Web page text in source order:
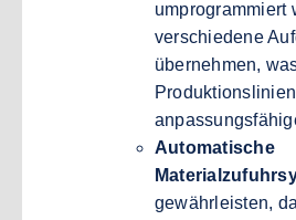
umprogrammiert
verschiedene
übernehmen,
Automatische
gewährleisten,